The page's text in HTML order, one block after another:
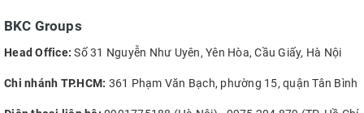
BKC Groups
Head Office:Số 31 Nguyễn Như Uyên, Yên Hòa, Cầu Giấy, Hà Nội
Chi nhánh TP.HCM: 361 Phạm Văn Bạch, phường 15, quận Tân Bình